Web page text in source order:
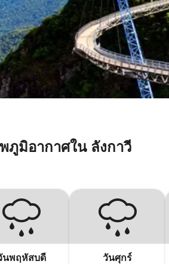
ภูมิอากาศใน ลังกาวี
นพฤหัสบดี วันศุกร์